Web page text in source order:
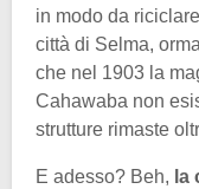
in modo da
città di Selma,
che nel 1903 la
Cahawaba non
strutture rimaste
E adesso? Beh, la